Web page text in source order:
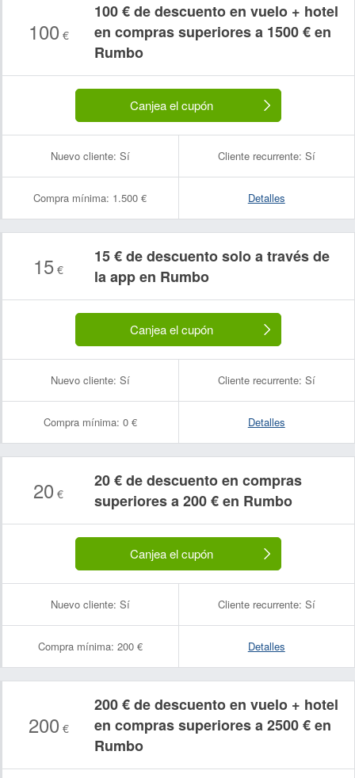
100 €
100 € de descuento en vuelo + hotel
en compras superiores a 1500 € en
Rumbo
Canjea el cupón
Nuevo cliente: Sí Cliente recurrente: Sí
Compra mínima: 1.500 € Detalles
15€
15 € de descuento solo a través de
la app en Rumbo
Canjea el cupón
Nuevo cliente: Sí Cliente recurrente: Sí
Compra mínima: 0 € Detalles
20 €
20 € de descuento en compras
superiores a 200 € en Rumbo
Canjea el cupón
Nuevo cliente: Sí Cliente recurrente: Sí
Compra mínima: 200 € Detalles
200 €
200 € de descuento en vuelo + hotel
en compras superiores a 2500 € en
Rumbo